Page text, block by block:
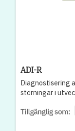
ADI-R
Diagnostisering
störningar i